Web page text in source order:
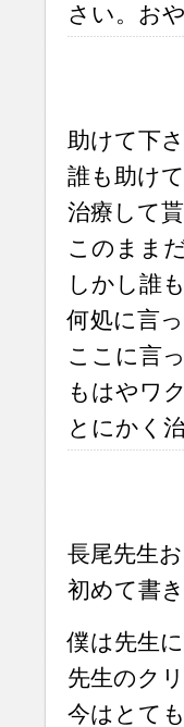
さい。お
助けて下さ
誰も助け
治療して
このまま
しかし誰
何処に言
ここに言
もはやワ
とにかく
長尾先生
初めて書
僕は先生
先生のク
今はとて